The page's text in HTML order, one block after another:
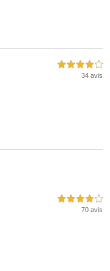
4,0 étoiles sur 5
34 avis
4,0 étoiles sur 5
70 avis